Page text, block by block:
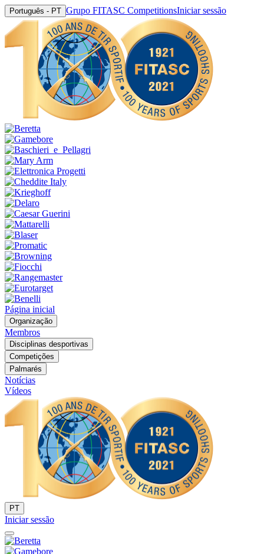
Português - PT Grupo FITASC CompetitionsIniciar sessão
Página inicial
Organização
Membros
Disciplinas desportivas
Competições
Palmarés
Notícias
Vídeos
PT
Iniciar sessão